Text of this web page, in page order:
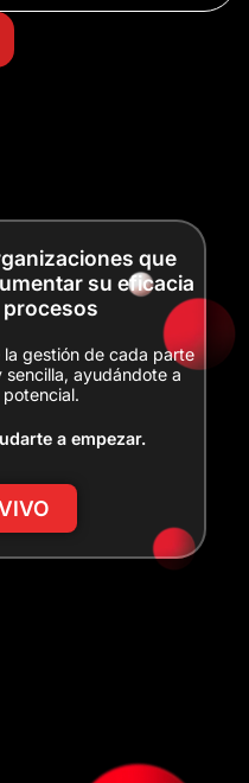
que
su eficacia
gestión de cada parte
ayudándote a
a empezar.